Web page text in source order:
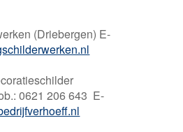
(Driebergen) E-
0621 206 643 E-